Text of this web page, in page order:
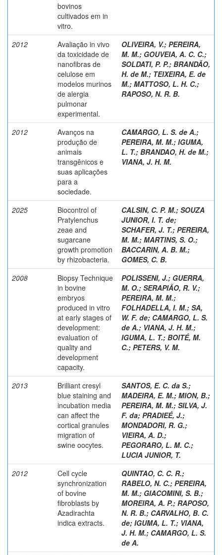
bovinos
cultivados em in
vitro.
2012
Avaliação in vivo
da toxicidade de
nanofibras de
celulose em
modelos murinos
de alergia
pulmonar
experimental.
OLIVEIRA, V.; PEREIRA,
M. M.; GOUVEIA, A. C. C.;
SOLDATI, P. P.; BRANDÃO,
H. de M.; TEIXEIRA, E. de
M.; MATTOSO, L. H. C.;
RAPOSO, N. R. B.
2012
Avanços na
produção de
animais
transgênicos e
suas aplicações
para a
sociedade.
CAMARGO, L. S. de A.;
PEREIRA, M. M.; IGUMA,
L. T.; BRANDAO, H. de M.;
VIANA, J. H. M.
2025
Biocontrol of
Pratylenchus
zeae and
sugarcane
growth promotion
by rhizobacteria.
CALSIN, C. P. M.; SOUZA
JUNIOR, I. T. de;
SCHAFER, J. T.; PEREIRA,
M. M.; MARTINS, S. O.;
BACCARIN, A. B. M.;
GOMES, C. B.
2008
Biopsy Technique
in bovine
embryos
produced in vitro
at early stages of
development:
evaluation of
quality and
development
capacity.
POLISSENI, J.; GUERRA,
M. O.; SERAPIÃO, R. V.;
PEREIRA, M. M.;
FOLHADELLA, I. M.; SA,
W. F. de; CAMARGO, L. S.
de A.; VIANA, J. H. M.;
IGUMA, L. T.; BOITÉ, M.
C.; PETERS, V. M.
2013
Brilliant cresyl
blue staining and
incubation media
can affect the
cortical granules
migration of
swine oocytes.
SANTOS, E. C. da S.;
MADEIRA, E. M.; MION, B.;
PEREIRA, M. M.; SILVA, J.
F. da; PRADIEÉ, J.;
MONDADORI, R. G.;
VIEIRA, A. D.;
PEGORARO, L. M. C.;
LUCIA JUNIOR, T.
2012
Cell cycle
synchronization
of bovine
fibroblasts by
Azadirachta
indica extracts.
QUINTAO, C. C. R.;
RABELO, N. C.; PEREIRA,
M. M.; GIACOMINI, S. B.;
MOREIRA, A. P.; RAPOSO,
N. R. B.; CARVALHO, B. C.
de; IGUMA, L. T.; VIANA,
J. H. M.; CAMARGO, L. S.
de A.